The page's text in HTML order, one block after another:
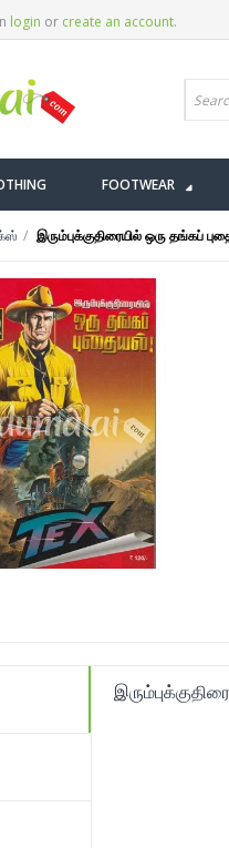
login or create an account.
FOOTWEAR
இரும்புக்குதிரையில் ஒரு தங்கப்